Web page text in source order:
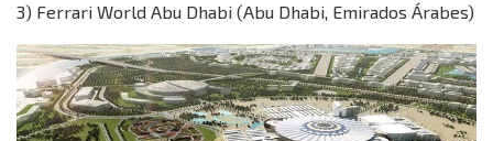
3) Ferrari World Abu Dhabi (Abu Dhabi, Emirados Árabes)